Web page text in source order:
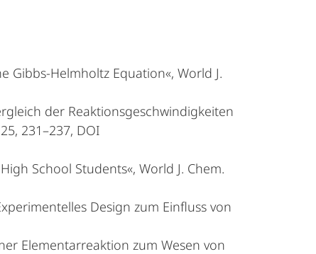
Gibbs-Helmholtz Equation«, World J.
der Reaktionsgeschwindigkeiten
231–237, DOI
School Students«, World J. Chem.
Design zum Einfluss von
Elementarreaktion zum Wesen von